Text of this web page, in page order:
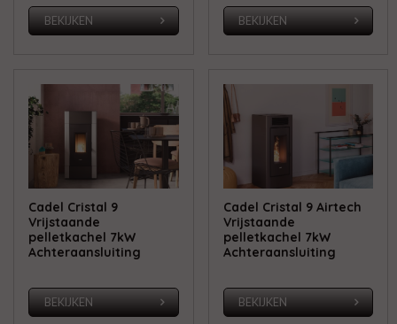
BEKIJKEN BEKIJKEN
Cadel Cristal 9
Vrijstaande
pelletkachel 7kW
Achteraansluiting
BEKIJKEN
Cadel Cristal 9 Airtech
Vrijstaande
pelletkachel 7kW
Achteraansluiting
BEKIJKEN